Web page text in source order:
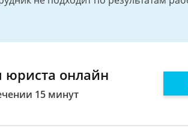
юриста онлайн
15 минут